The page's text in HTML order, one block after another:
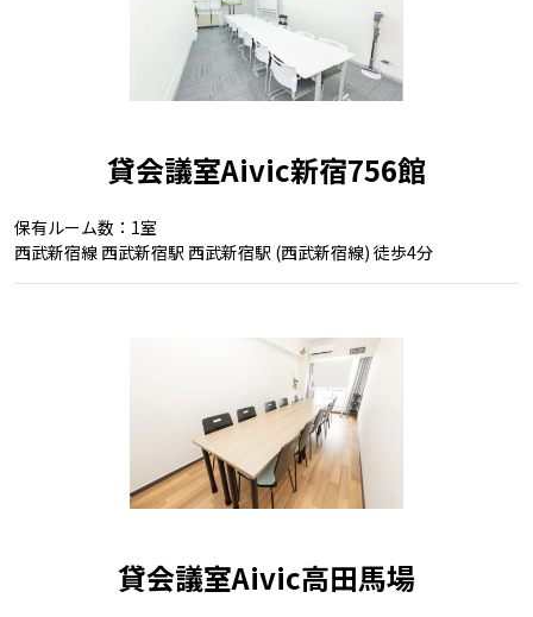
貸会議室Aivic新宿756館
保有ルーム数：1室
西武新宿線 西武新宿駅 西武新宿駅 (西武新宿線) 徒歩4分
貸会議室Aivic高田馬場